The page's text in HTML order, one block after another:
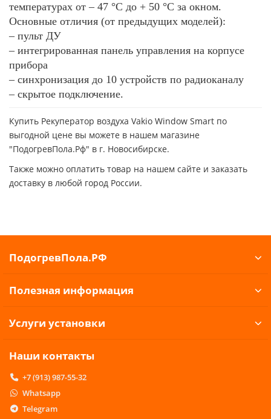
температурах от – 47 °С до + 50 °С за окном.
Основные отличия (от предыдущих моделей):
– пульт ДУ
– интегрированная панель управления на корпусе
прибора
– синхронизация до 10 устройств по радиоканалу
– скрытое подключение.
Купить Рекуператор воздуха Vakio Window Smart по
выгодной цене вы можете в нашем магазине
"ПодогревПола.Рф" в г. Новосибирске.
Также можно оплатить товар на нашем сайте и заказать
доставку в любой город России.
ПодогревПола.РФ
Полезная информация
Услуги установки
Наши контакты
+7 (913) 987-55-32
Whatsapp
Telegram